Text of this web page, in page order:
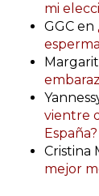
mi
GGC en
vientre
España?
Cristina
mejor